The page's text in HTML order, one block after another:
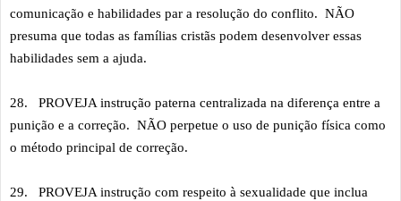
comunicação e habilidades par a resolução do conflito. NÃO
presuma que todas as famílias cristãs podem desenvolver essas
habilidades sem a ajuda.
28.
PROVEJA instrução paterna centralizada na diferença entre a
punição e a correção. NÃO perpetue o uso de punição física como
o método principal de correção.
29.
PROVEJA instrução com respeito à sexualidade que inclua